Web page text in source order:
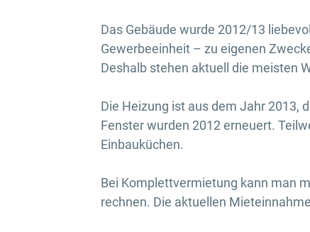
Das Gebäude wurde 2012/13
Gewerbeeinheit – zu eigenen
Deshalb stehen aktuell die meisten
Die Heizung ist aus dem Jahr 2013,
Fenster wurden 2012 erneuert.
Einbauküchen.
Bei Komplettvermietung kann man
rechnen. Die aktuellen